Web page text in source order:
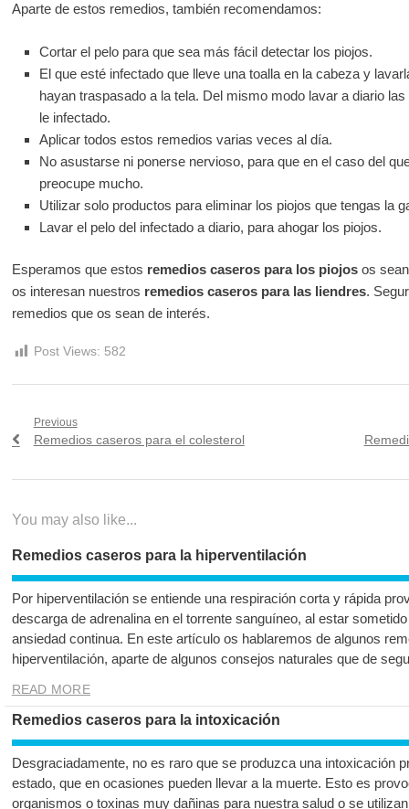
Aparte de estos remedios, también recomendamos:
Cortar el pelo para que sea más fácil detectar los piojos.
El que esté infectado que lleve una toalla en la cabeza y
hayan traspasado a la tela. Del mismo modo lavar a diario
le infectado.
Aplicar todos estos remedios varias veces al día.
No asustarse ni ponerse nervioso, para que en el caso del
preocupe mucho.
Utilizar solo productos para eliminar los piojos que tengas la
Lavar el pelo del infectado a diario, para ahogar los piojos.
Esperamos que estos remedios caseros para los piojosos sean
os interesan nuestros remedios caseros para las liendres.
remedios que os sean de interés.
Post Views: 582
Navegación
Previous
Previous
Remedios caseros para el colesterol
Next
You may also like...
Remedios caseros para la hiperventilación
Por hiperventilación se entiende una respiración corta y rápida
descarga de adrenalina en el torrente sanguíneo, al estar
ansiedad continua. En este artículo os hablaremos de algunos
hiperventilación, aparte de algunos consejos naturales que de
READ MORE
Remedios caseros para la intoxicación
Desgraciadamente, no es raro que se produzca una intoxicación
estado, que en ocasiones pueden llevar a la muerte. Esto es
organismos o toxinas muy dañinas para nuestra salud o se